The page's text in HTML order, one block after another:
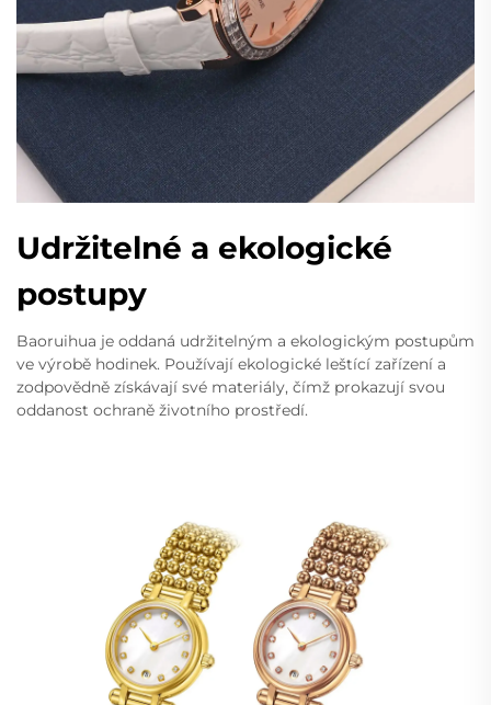
Udržitelné a ekologické
postupy
Baoruihua je oddaná udržitelným a ekologickým postupům
ve výrobě hodinek. Používají ekologické leštící zařízení a
zodpovědně získávají své materiály, čímž prokazují svou
oddanost ochraně životního prostředí.